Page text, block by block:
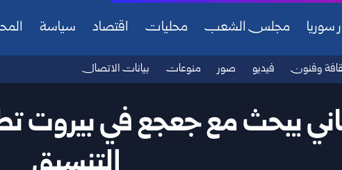
سوريا مجلس الشعب محليات اقتصاد سياسة
وفنون فيديو صور منوعات بيانات الاتصال
يبحث مع جعجع في بيروت